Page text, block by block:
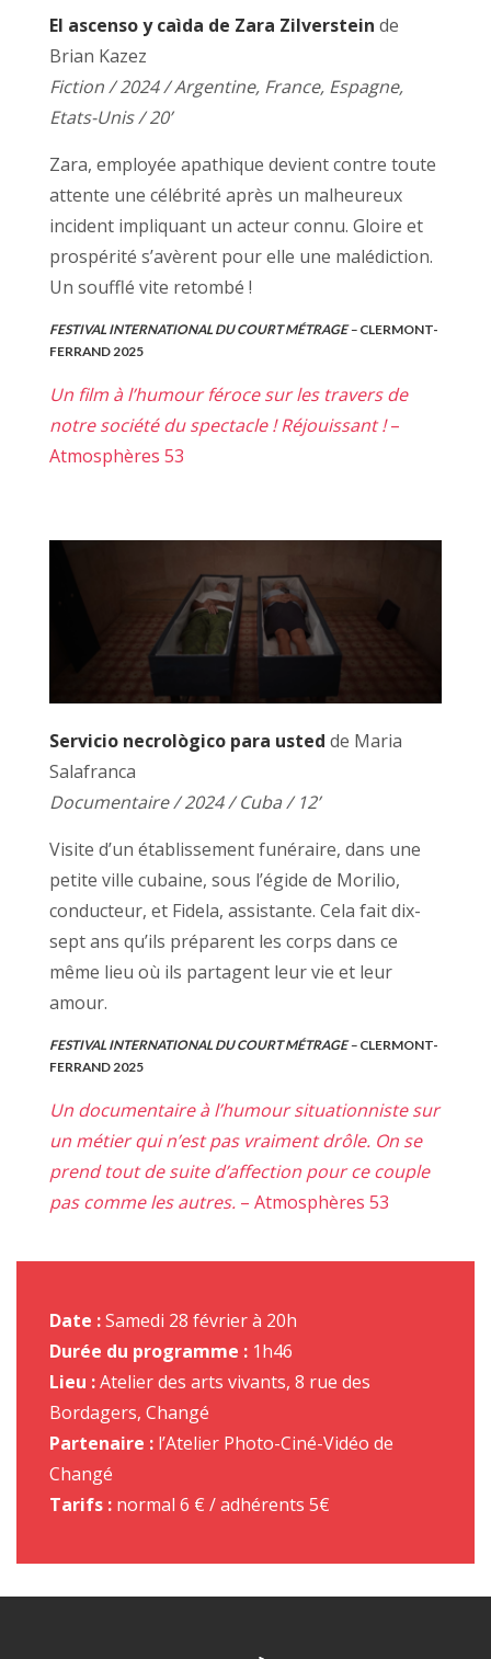
El ascenso y caìda de Zara Zilverstein de
Brian Kazez
Fiction / 2024 / Argentine, France, Espagne,
Etats-Unis / 20’
Zara, employée apathique devient contre toute
attente une célébrité après un malheureux
incident impliquant un acteur connu. Gloire et
prospérité s’avèrent pour elle une malédiction.
Un soufflé vite retombé !
FESTIVAL INTERNATIONAL DU COURT MÉTRAGE – CLERMONT-
FERRAND 2025
Un film à l’humour féroce sur les travers de
notre société du spectacle ! Réjouissant !–
Atmosphères 53
Servicio necrològico para usted de Maria
Salafranca
Documentaire / 2024 / Cuba / 12’
Visite d’un établissement funéraire, dans une
petite ville cubaine, sous l’égide de Morilio,
conducteur, et Fidela, assistante. Cela fait dix-
sept ans qu’ils préparent les corps dans ce
même lieu où ils partagent leur vie et leur
amour.
FESTIVAL INTERNATIONAL DU COURT MÉTRAGE – CLERMONT-
FERRAND 2025
Un documentaire à l’humour situationniste sur
un métier qui n’est pas vraiment drôle. On se
prend tout de suite d’affection pour ce couple
pas comme les autres. – Atmosphères 53
Date :Samedi 28 février à 20h
Durée du programme : 1h46
Lieu :Atelier des arts vivants, 8 rue des
Bordagers, Changé
Partenaire : l’Atelier Photo-Ciné-Vidéo de
Changé
Tarifs : normal 6 € / adhérents 5€